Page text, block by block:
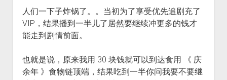
人们一下子炸锅了。。当初为了享受优先追剧充了
VIP，结果播到一半儿了居然要继续冲更多的钱才
能走到剧情前面。
也就是说，原来我用 30 块钱就可以到达食用 《 庆
余年 》食物链顶端，结果吃到一半你问我要不要继